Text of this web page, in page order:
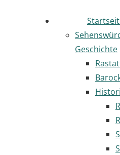
Geschichte